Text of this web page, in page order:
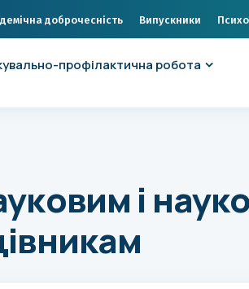
доброчесність Випускники
профілактична робота
і